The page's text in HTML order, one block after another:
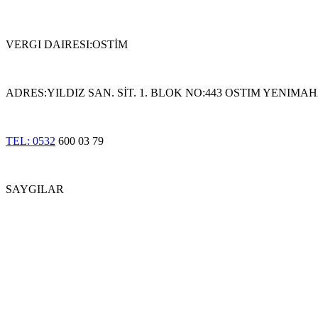
VERGI DAIRESI:OSTİM
ADRES:YILDIZ SAN. SİT. 1. BLOK NO:443 OSTIM
TEL: 0532 600 03 79
SAYGILAR